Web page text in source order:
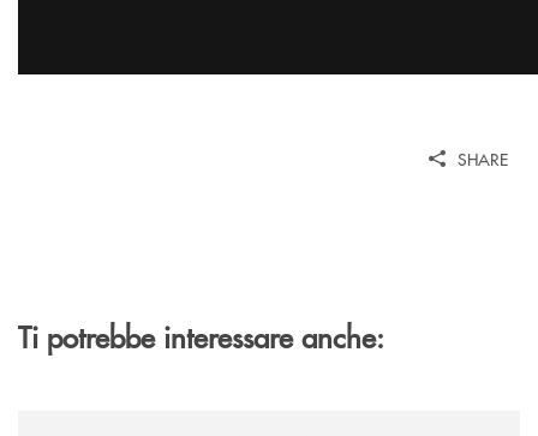
SHARE
Ti potrebbe interessare anche: